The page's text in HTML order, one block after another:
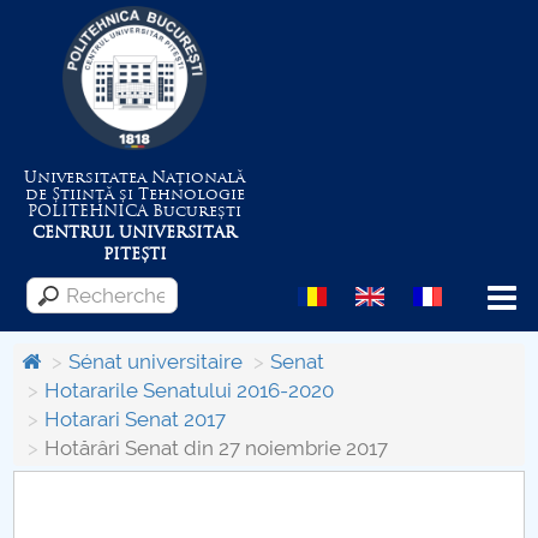
Universitatea Națională
de Știință și Tehnologie
POLITEHNICABucurești
CENTRUL UNIVERSITAR
PITEȘTI
Menu
Despre Universitate
Centrul de Management al Proiectelor
Sénat universitaire
Senat
Hotararile Senatului 2016-2020
Hotarari Senat 2017
Hotărâri Senat din 27 noiembrie 2017